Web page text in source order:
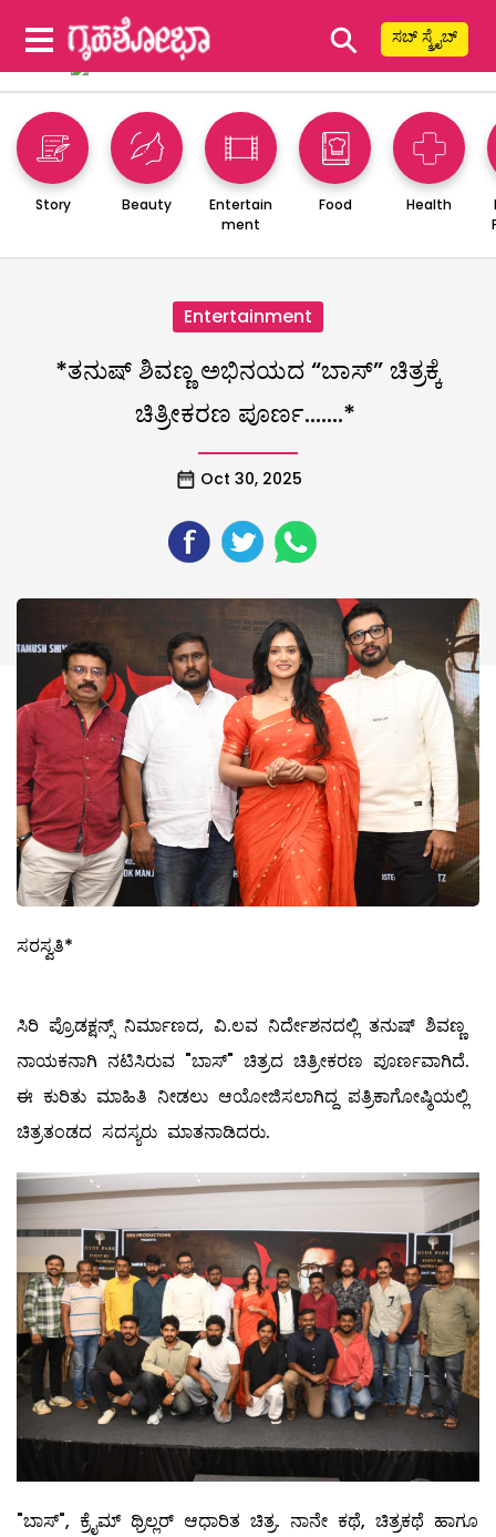
⚲ ಸಬ್ ಸ್ಕ್ರೈಬ್
Story Beauty
Entertain
ment
Food Health
Entertainment
*ತನುಷ್ ಶಿವಣ್ಣ ಅಭಿನಯದ “ಬಾಸ್” ಚಿತ್ರಕ್ಕೆ
ಚಿತ್ರೀಕರಣ ಪೂರ್ಣ…….*
Oct 30, 2025
ಸರಸ್ವತಿ*
ಸಿರಿ ಪ್ರೊಡಕ್ಷನ್ಸ್ ನಿರ್ಮಾಣದ, ವಿ.ಲವ ನಿರ್ದೇಶನದಲ್ಲಿ ತನುಷ್ ಶಿವಣ್ಣ
ನಾಯಕನಾಗಿ ನಟಿಸಿರುವ "ಬಾಸ್" ಚಿತ್ರದ ಚಿತ್ರೀಕರಣ ಪೂರ್ಣವಾಗಿದೆ.
ಈ ಕುರಿತು ಮಾಹಿತಿ ನೀಡಲು ಆಯೋಜಿಸಲಾಗಿದ್ದ ಪತ್ರಿಕಾಗೋಷ್ಠಿಯಲ್ಲಿ
ಚಿತ್ರತಂಡದ ಸದಸ್ಯರು ಮಾತನಾಡಿದರು.
"ಬಾಸ್", ಕ್ರೈಮ್ ಥ್ರಿಲ್ಲರ್ ಆಧಾರಿತ ಚಿತ್ರ. ನಾನೇ ಕಥೆ, ಚಿತ್ರಕಥೆ ಹಾಗೂ